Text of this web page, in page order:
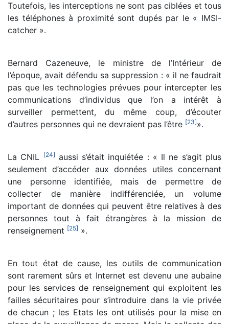
Toutefois, les interceptions ne sont pas ciblées et tous
les téléphones à proximité sont dupés par le « IMSI-
catcher ».
Bernard Cazeneuve, le ministre de l’Intérieur de
l’époque, avait défendu sa suppression : « il ne faudrait
pas que les technologies prévues pour intercepter les
communications d’individus que l’on a intérêt à
surveiller permettent, du même coup, d’écouter
d’autres personnes qui ne devraient pas l’être [23]».
La CNIL [24] aussi s’était inquiétée : « Il ne s’agit plus
seulement d’accéder aux données utiles concernant
une personne identifiée, mais de permettre de
collecter de manière indifférenciée, un volume
important de données qui peuvent être relatives à des
personnes tout à fait étrangères à la mission de
renseignement [25] ».
En tout état de cause, les outils de communication
sont rarement sûrs et Internet est devenu une aubaine
pour les services de renseignement qui exploitent les
failles sécuritaires pour s’introduire dans la vie privée
de chacun ; les Etats les ont utilisés pour la mise en